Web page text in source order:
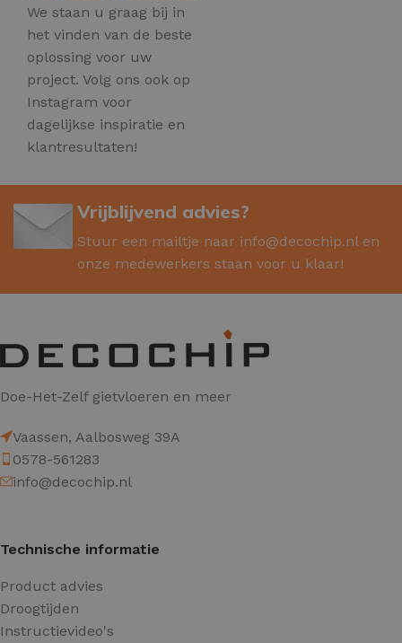
We staan u graag bij in
het vinden van de beste
oplossing voor uw
project. Volg ons ook op
Instagram voor
dagelijkse inspiratie en
klantresultaten!
Vrijblijvend advies?
Stuur een mailtje naar info@decochip.nl en
onze medewerkers staan voor u klaar!
Doe-Het-Zelf gietvloeren en meer
Vaassen, Aalbosweg 39A
0578-561283
info@decochip.nl
Technische informatie
Product advies
Droogtijden
Instructievideo's